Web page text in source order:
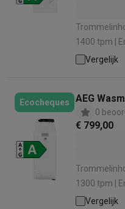
1400 tpm |
het zwieren:
Vergelijk
Ecocheques AEG
0
€ 799,00
1300 tpm |
hetVergelijk